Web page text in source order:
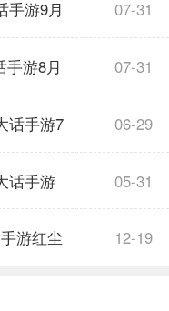
手游9月 07-31
手游8月 07-31
话手游7 06-29
话手游 05-31
游红尘 12-19